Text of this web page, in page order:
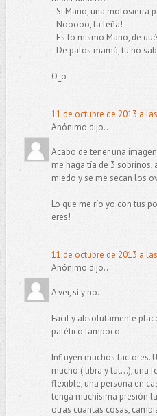
- Si Mario, una motosierra
- Nooooo, la leña!
- Es lo mismo Mario, de
- De palos mamá, tu no
O_o
11 de octubre de 2013 a
Anónimo dijo...
Acabo de tener una
me haga tía de 3 sobrinos,
miedo y se me secan los
Lo que me río yo con tus
eres!
11 de octubre de 2013 a
Anónimo dijo...
A ver, sí y no.
Fácil y absolutamente
patético tampoco.
Influyen muchos factores.
mucho ( libra y tal...), una
flexible, una persona en
tenga muchísima presión
otras cuantas cosas,